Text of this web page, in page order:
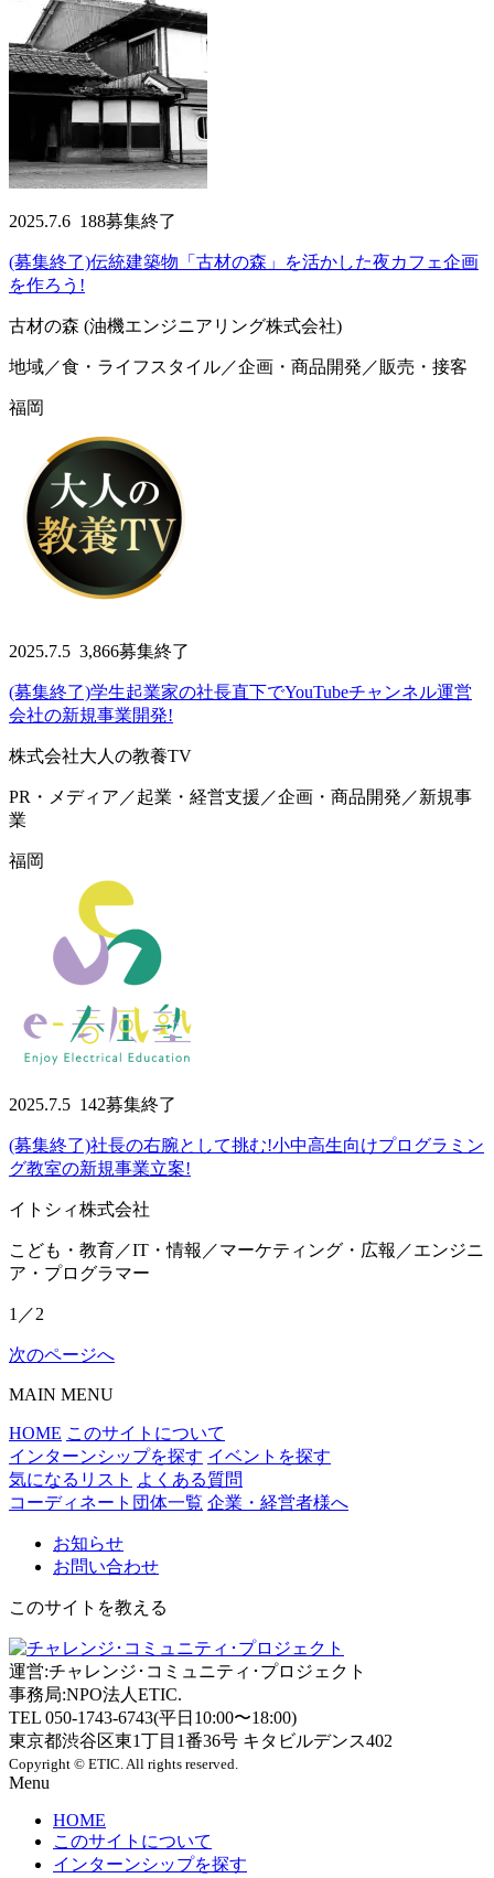
2025.7.6 188募集終了
(募集終了)伝統建築物「古材の森」を活かした夜カフェ企画
を作ろう!
古材の森 (油機エンジニアリング株式会社)
地域／食・ライフスタイル／企画・商品開発／販売・接客
福岡
2025.7.5 3,866募集終了
(募集終了)学生起業家の社長直下でYouTubeチャンネル運営
会社の新規事業開発!
株式会社大人の教養TV
PR・メディア／起業・経営支援／企画・商品開発／新規事
業
福岡
2025.7.5 142募集終了
(募集終了)社長の右腕として挑む!小中高生向けプログラミン
グ教室の新規事業立案!
イトシィ株式会社
こども・教育／IT・情報／マーケティング・広報／エンジニ
ア・プログラマー
1／2
次のページへ
MAIN MENU
HOME このサイトについて
インターンシップを探す イベントを探す
気になるリスト よくある質問
コーディネート団体一覧 企業・経営者様へ
お知らせ
お問い合わせ
このサイトを教える
運営:チャレンジ･コミュニティ･プロジェクト
事務局:NPO法人ETIC.
TEL 050-1743-6743(平日10:00〜18:00)
東京都渋谷区東1丁目1番36号 キタビルデンス402
Copyright © ETIC. All rights reserved.
Menu
HOME
このサイトについて
インターンシップを探す